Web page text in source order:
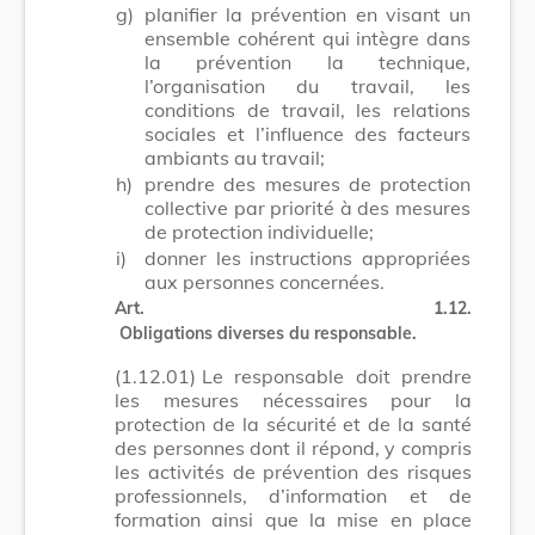
g) planifier la prévention en visant un
ensemble cohérent qui intègre dans
la prévention la technique,
l’organisation du travail, les
conditions de travail, les relations
sociales et l’influence des facteurs
ambiants au travail;
h) prendre des mesures de protection
collective par priorité à des mesures
de protection individuelle;
i)
donner les instructions appropriées
aux personnes concernées.
Art. 1.12.
Obligations diverses du responsable.
(1.12.01) Le responsable doit prendre
les mesures nécessaires pour la
protection de la sécurité et de la santé
des personnes dont il répond, y compris
les activités de prévention des risques
professionnels, d’information et de
formation ainsi que la mise en place